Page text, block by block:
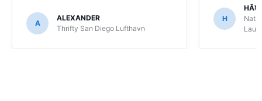
A
ALEXANDER
Thrifty San Diego Lufthavn
H